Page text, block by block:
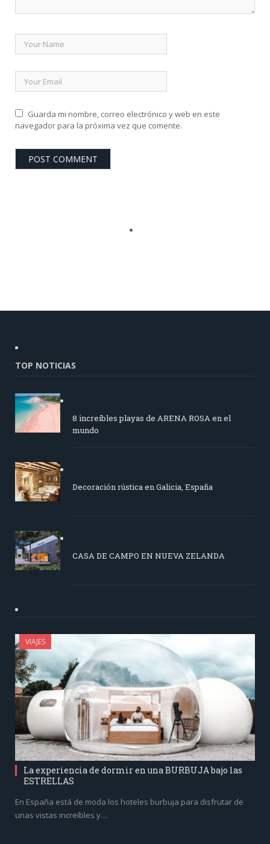
Guarda mi nombre, correo electrónico y web en este
navegador para la próxima vez que comente.
TOP NOTICIAS
8 increíbles playas de ARENA ROSA en el
mundo
Decoración rústica en Galicia, España
CASA DE CAMPO EN NUEVA ZELANDA
VIAJES
La experiencia de dormir en una BURBUJA bajo las
ESTRELLAS
En España está de moda los hoteles burbuja para disfrutar de
unas vistas increíbles y…